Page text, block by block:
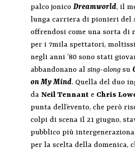
palco jonico Dreamworld, il
lunga carriera di pionieri del
offrendosi come una sorta di
per i 7mila spettatori,
negli anni ’80 sono stati
abbandonano al sing-alongsu
on My Mind. Quella del duo
da Neil Tennante Chris
punta dell’evento, che però
colpi di scena il 21 giugno,
pubblico più
per la scelta della domenica,